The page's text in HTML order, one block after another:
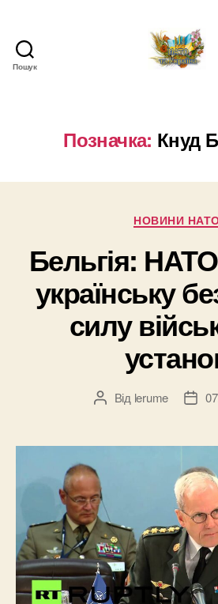
Пошук
про
в
Позначка: Кнуд
НОВИНИ
Бельгія:
українську
силу
Автор
Від lerume
Дата